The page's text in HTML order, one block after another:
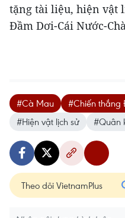
tặng tài liệu, hiện vật
Đầm Dơi-Cái Nước-
#Cà Mau
#Chiến thắng
#Hiện vật lịch sử
#Quân
Theo dõi VietnamPlus